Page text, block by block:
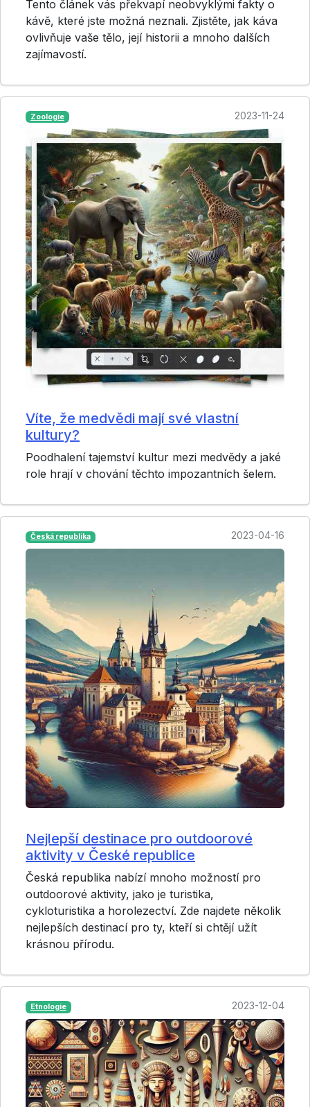
Tento článek vás překvapí neobvyklými fakty o
kávě, které jste možná neznali. Zjistěte, jak káva
ovlivňuje vaše tělo, její historii a mnoho dalších
zajímavostí.
Zoologie 2023-11-24
Víte, že medvědi mají své vlastní
kultury?
Poodhalení tajemství kultur mezi medvědy a jaké
role hrají v chování těchto impozantních šelem.
Česká republika 2023-04-16
Nejlepší destinace pro outdoorové
aktivity v České republice
Česká republika nabízí mnoho možností pro
outdoorové aktivity, jako je turistika,
cykloturistika a horolezectví. Zde najdete několik
nejlepších destinací pro ty, kteří si chtějí užít
krásnou přírodu.
Etnologie 2023-12-04